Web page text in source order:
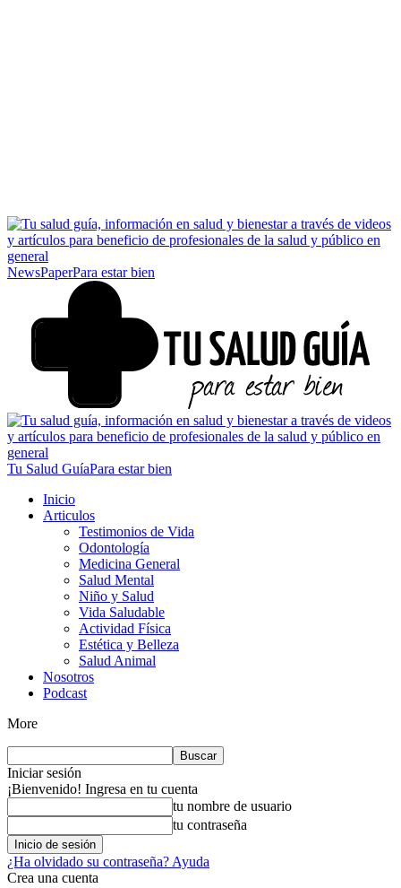
NewsPaperPara estar bien
Tu Salud GuíaPara estar bien
Inicio
Articulos
Testimonios de Vida
Odontología
Medicina General
Salud Mental
Niño y Salud
Vida Saludable
Actividad Física
Estética y Belleza
Salud Animal
Nosotros
Podcast
More
Buscar
Iniciar sesión
¡Bienvenido! Ingresa en tu cuenta
tu nombre de usuario
tu contraseña
¿Ha olvidado su contraseña? Ayuda
Crea una cuenta